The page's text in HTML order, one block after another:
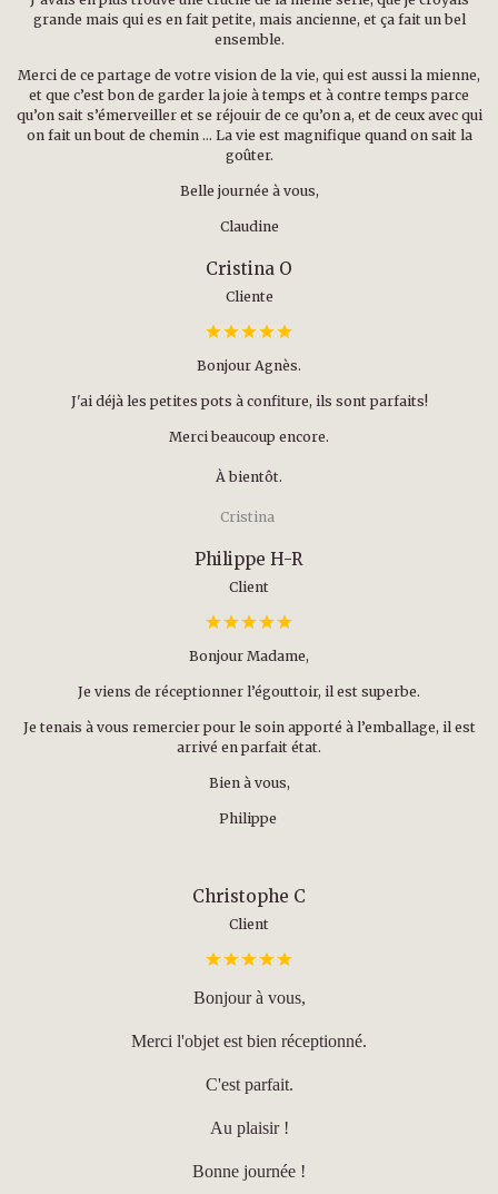
grande mais qui es en fait petite, mais ancienne, et ça fait un bel
ensemble.
Merci de ce partage de votre vision de la vie, qui est aussi la mienne,
et que c’est bon de garder la joie à temps et à contre temps parce
qu’on sait s’émerveiller et se réjouir de ce qu’on a, et de ceux avec qui
on fait un bout de chemin … La vie est magnifique quand on sait la
goûter.
Belle journée à vous,
Claudine
Cristina O
Cliente
Bonjour Agnès.
J'ai déjà les petites pots à confiture, ils sont parfaits!
Merci beaucoup encore.
À bientôt.
Cristina
Philippe H-R
Client
Bonjour Madame,
Je viens de réceptionner l’égouttoir, il est superbe.
Je tenais à vous remercier pour le soin apporté à l’emballage, il est
arrivé en parfait état.
Bien à vous,
Philippe
Christophe C
Client
Bonjour à vous,
Merci l'objet est bien réceptionné.
C'est parfait.
Au plaisir !
Bonne journée !